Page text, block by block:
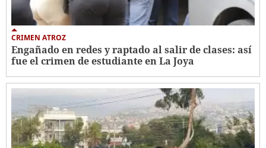
CRIMEN ATROZ
Engañado en redes y raptado al salir de clases: así
fue el crimen de estudiante en La Joya